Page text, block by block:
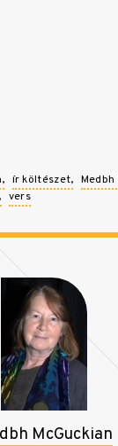
ír költészet
Medbh
vers
McGuckian